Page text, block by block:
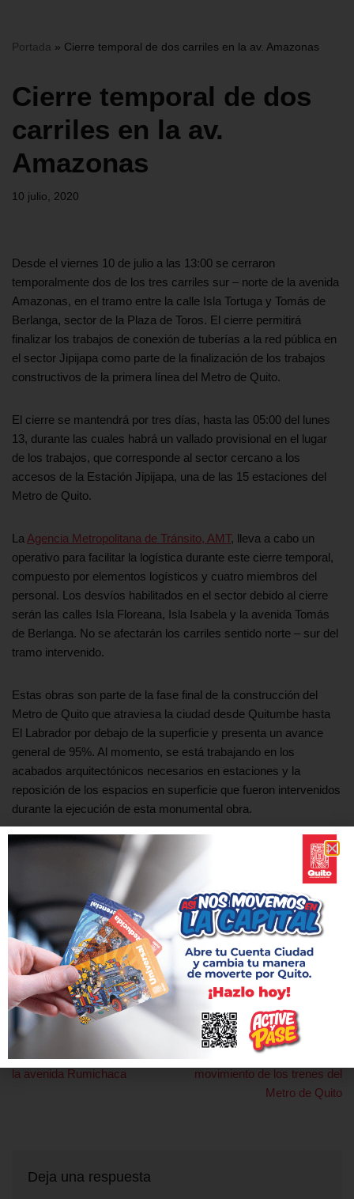
Portada » Cierre temporal de dos carriles en la av. Amazonas
Cierre temporal de dos
carriles en la av.
Amazonas
10 julio, 2020
Desde el viernes 10 de julio a las 13:00 se cerraron
temporalmente dos de los tres carriles sur – norte de la avenida
Amazonas, en el tramo entre la calle Isla Tortuga y Tomás de
Berlanga, sector de la Plaza de Toros. El cierre permitirá
finalizar los trabajos de conexión de tuberías a la red pública en
el sector Jipijapa como parte de la finalización de los trabajos
constructivos de la primera línea del Metro de Quito.
El cierre se mantendrá por tres días, hasta las 05:00 del lunes
13, durante las cuales habrá un vallado provisional en el lugar
de los trabajos, que corresponde al sector cercano a los
accesos de la Estación Jipijapa, una de las 15 estaciones del
Metro de Quito.
La Agencia Metropolitana de Tránsito, AMT, lleva a cabo un
operativo para facilitar la logística durante este cierre temporal,
compuesto por elementos logísticos y cuatro miembros del
personal. Los desvíos habilitados en el sector debido al cierre
serán las calles Isla Floreana, Isla Isabela y la avenida Tomás
de Berlanga. No se afectarán los carriles sentido norte – sur del
tramo intervenido.
Estas obras son parte de la fase final de la construcción del
Metro de Quito que atraviesa la ciudad desde Quitumbe hasta
El Labrador por debajo de la superficie y presenta un avance
general de 95%. Al momento, se está trabajando en los
acabados arquitectónicos necesarios en estaciones y la
reposición de los espacios en superficie que fueron intervenidos
durante la ejecución de esta monumental obra.
La Empresa Pública Metropolitana Metro de Quito reafirma su
compromiso de construir la obra de movilidad y transporte más
importante de la historia moderna de la ciudad.
Etiquetas: CIERRE CONSTRUCCIÓN METRO
ANTERIOR
la avenida Rumichaca
SIGUIENTE
Reinician las pruebas de
movimiento de los trenes del
Metro de Quito
Deja una respuesta